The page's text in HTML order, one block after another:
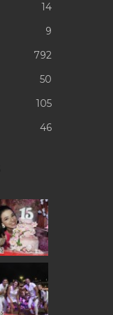
14
9
792
50
105
46